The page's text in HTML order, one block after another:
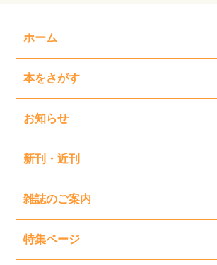
ホーム
本をさがす
お知らせ
新刊・近刊
雑誌のご案内
特集ページ